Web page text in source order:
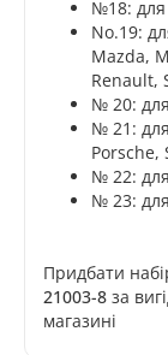
№18:
No.19:
Mazda,
Renault,
№ 20:
№ 21:
Porsche,
№ 22:
№ 23:
Придбати
21003-8 за
магазині